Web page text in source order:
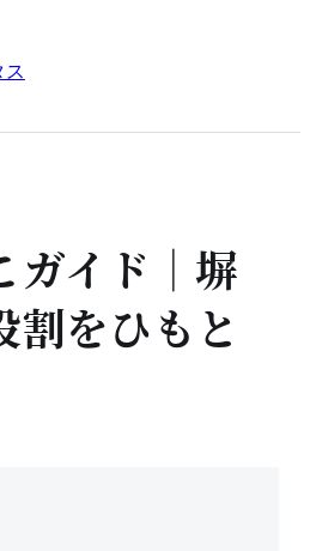
ガイド｜塀
割をひもと